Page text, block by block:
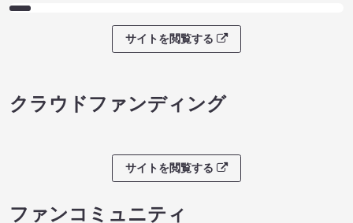
サイトを閲覧する
クラウドファンディング
サイトを閲覧する
ファンコミュニティ